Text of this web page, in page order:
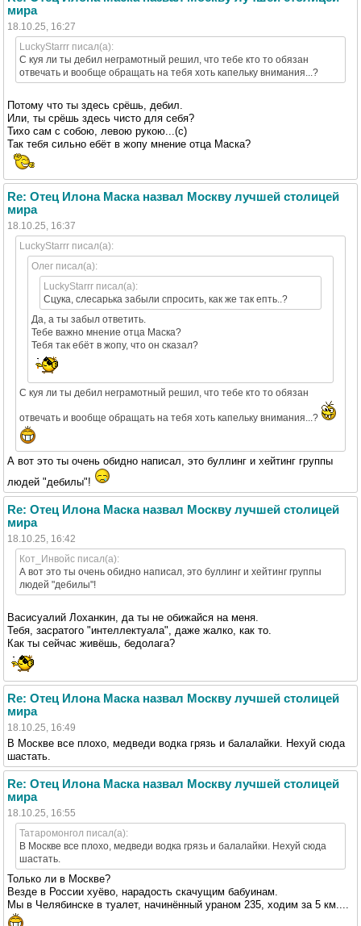
мира
18.10.25, 16:27
LuckyStarrr писал(а):
С куя ли ты дебил неграмотный решил, что тебе кто то обязан
отвечать и вообще обращать на тебя хоть капельку внимания...?
Потому что ты здесь срёшь, дебил.
Или, ты срёшь здесь чисто для себя?
Тихо сам с собою, левою рукою...(с)
Так тебя сильно ебёт в жопу мнение отца Маска?
Re: Отец Илона Маска назвал Москву лучшей столицей
мира
18.10.25, 16:37
LuckyStarrr писал(а):
Олег писал(а):
LuckyStarrr писал(а):
Сцука, слесарька забыли спросить, как же так епть..?
Да, а ты забыл ответить.
Тебе важно мнение отца Маска?
Тебя так ебёт в жопу, что он сказал?
С куя ли ты дебил неграмотный решил, что тебе кто то обязан
отвечать и вообще обращать на тебя хоть капельку внимания...?
А вот это ты очень обидно написал, это буллинг и хейтинг группы
людей "дебилы"!
Re: Отец Илона Маска назвал Москву лучшей столицей
мира
18.10.25, 16:42
Кот_Инвойс писал(а):
А вот это ты очень обидно написал, это буллинг и хейтинг группы
людей "дебилы"!
Васисуалий Лоханкин, да ты не обижайся на меня.
Тебя, засратого "интеллектуала", даже жалко, как то.
Как ты сейчас живёшь, бедолага?
Re: Отец Илона Маска назвал Москву лучшей столицей
мира
18.10.25, 16:49
В Москве все плохо, медведи водка грязь и балалайки. Нехуй сюда
шастать.
Re: Отец Илона Маска назвал Москву лучшей столицей
мира
18.10.25, 16:55
Татаромонгол писал(а):
В Москве все плохо, медведи водка грязь и балалайки. Нехуй сюда
шастать.
Только ли в Москве?
Везде в России хуёво, нарадость скачущим бабуинам.
Мы в Челябинске в туалет, начинённый ураном 235, ходим за 5 км....